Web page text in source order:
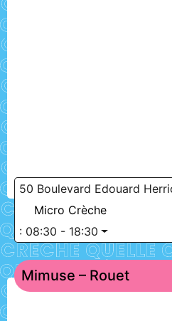
50 Boulevard Edouard
Micro Crèche
: 08:30 - 18:30
Mimuse – Rouet